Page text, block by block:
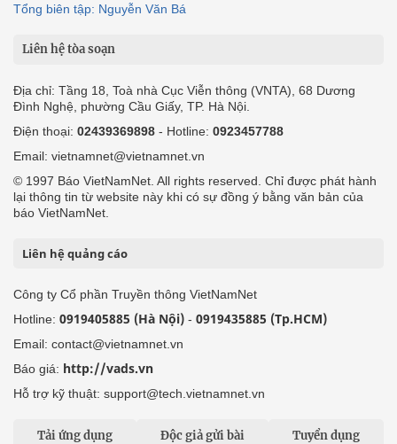
Tổng biên tập: Nguyễn Văn Bá
Liên hệ tòa soạn
Địa chỉ: Tầng 18, Toà nhà Cục Viễn thông (VNTA), 68 Dương
Đình Nghệ, phường Cầu Giấy, TP. Hà Nội.
Điện thoại: 02439369898 - Hotline: 0923457788
Email: vietnamnet@vietnamnet.vn
© 1997 Báo VietNamNet. All rights reserved. Chỉ được phát hành
lại thông tin từ website này khi có sự đồng ý bằng văn bản của
báo VietNamNet.
Liên hệ quảng cáo
Công ty Cổ phần Truyền thông VietNamNet
Hotline: 0919405885 (Hà Nội) - 0919435885 (Tp.HCM)
Email: contact@vietnamnet.vn
Báo giá: http://vads.vn
Hỗ trợ kỹ thuật: support@tech.vietnamnet.vn
Tải ứng dụng Độc giả gửi bài Tuyển dụng